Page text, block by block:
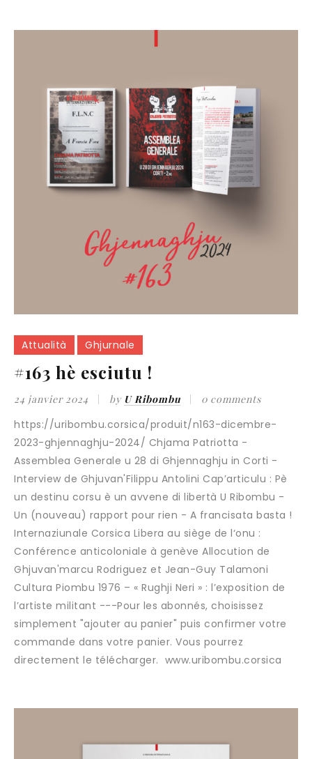
Attualità Ghjurnale
#163 hè esciutu !
24 janvier 2024 by U Ribombu 0 comments
https://uribombu.corsica/produit/n163-dicembre-
2023-ghjennaghju-2024/ Chjama Patriotta -
Assemblea Generale u 28 di Ghjennaghju in Corti -
Interview de Ghjuvan'Filippu Antolini Cap’articulu : Pè
un destinu corsu è un avvene di libertà U Ribombu -
Un (nouveau) rapport pour rien - A francisata basta !
Internaziunale Corsica Libera au siège de l‘onu :
Conférence anticoloniale à genève Allocution de
Ghjuvan'marcu Rodriguez et Jean-Guy Talamoni
Cultura Piombu 1976 – « Rughji Neri » : l’exposition de
l’artiste militant ---Pour les abonnés, choisissez
simplement "ajouter au panier" puis confirmer votre
commande dans votre panier. Vous pourrez
directement le télécharger. www.uribombu.corsica